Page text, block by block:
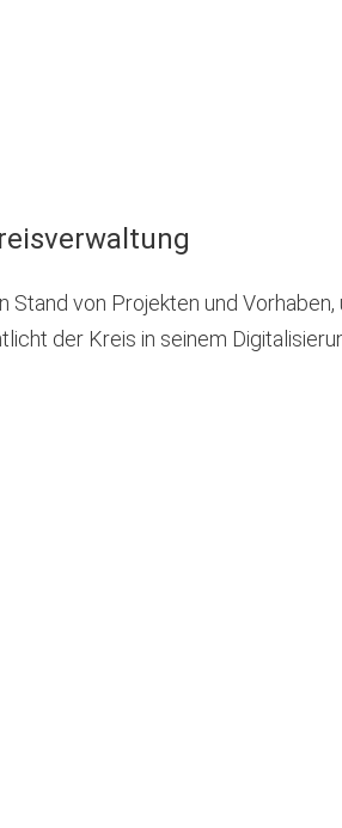
von Projekten und Vorhaben,
der Kreis in seinem